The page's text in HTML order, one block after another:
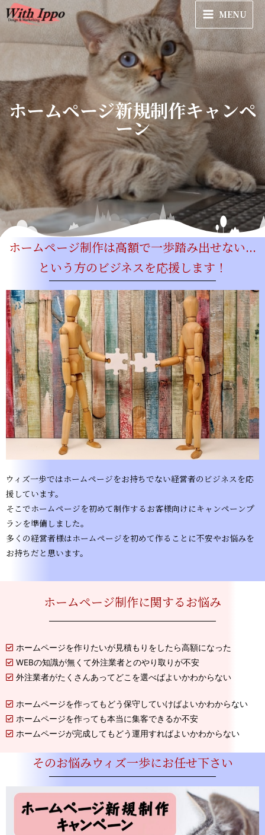
MENU
ホームページ新規制作キャンペ
ーン
ホームページ制作は高額で一歩踏み出せない...
という方のビジネスを応援します！
ウィズ一歩ではホームページをお持ちでない経営者のビジネスを応
援しています。
そこでホームページを初めて制作するお客様向けにキャンペーンプ
ランを準備しました。
多くの経営者様はホームページを初めて作ることに不安やお悩みを
お持ちだと思います。
ホームページ制作に関するお悩み
ホームページを作りたいが見積もりをしたら高額になった
WEBの知識が無くて外注業者とのやり取りが不安
外注業者がたくさんあってどこを選べばよいかわからない
ホームページを作ってもどう保守していけばよいかわからない
ホームページを作っても本当に集客できるか不安
ホームページが完成してもどう運用すればよいかわからない
そのお悩みウィズ一歩にお任せ下さい